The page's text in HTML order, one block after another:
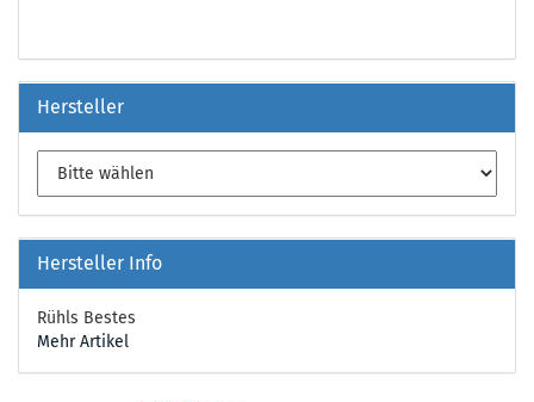
Hersteller
Hersteller Info
Rühls Bestes
Mehr Artikel